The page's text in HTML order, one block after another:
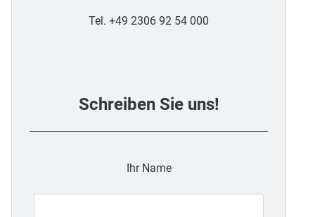
Tel. +49 2306 92 54 000
Schreiben Sie uns!
Ihr Name